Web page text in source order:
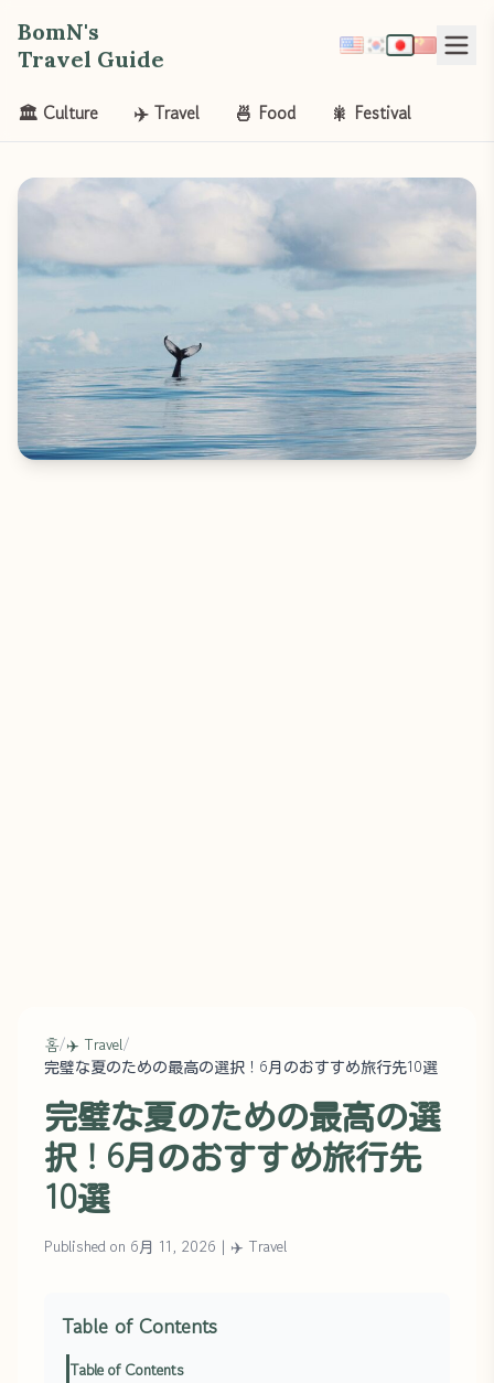
BomN's
Travel Guide
🏛️ Culture ✈️ Travel 🍜 Food 🎇 Festival
홈/✈️ Travel/
完璧な夏のための最高の選択！6月のおすすめ旅行先10選
完璧な夏のための最高の選
択！6月のおすすめ旅行先
10選
Published on 6月 11, 2026 | ✈️ Travel
Table of Contents
Table of Contents